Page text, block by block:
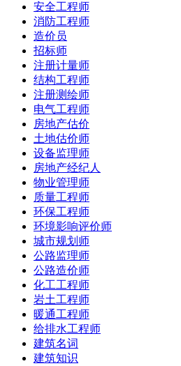
安全工程师
消防工程师
造价员
招标师
注册计量师
结构工程师
注册测绘师
电气工程师
房地产估价
土地估价师
设备监理师
房地产经纪人
物业管理师
质量工程师
环保工程师
环境影响评价师
城市规划师
公路监理师
公路造价师
化工工程师
岩土工程师
暖通工程师
给排水工程师
建筑名词
建筑知识